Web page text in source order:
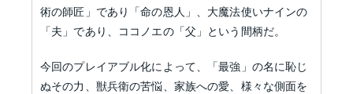
術の師匠」であり「命の恩人」、大魔法使いナインの
「夫」であり、ココノエの「父」という間柄だ。
今回のプレイアブル化によって、「最強」の名に恥じ
ぬその力、獣兵衛の苦悩、家族への愛、様々な側面を